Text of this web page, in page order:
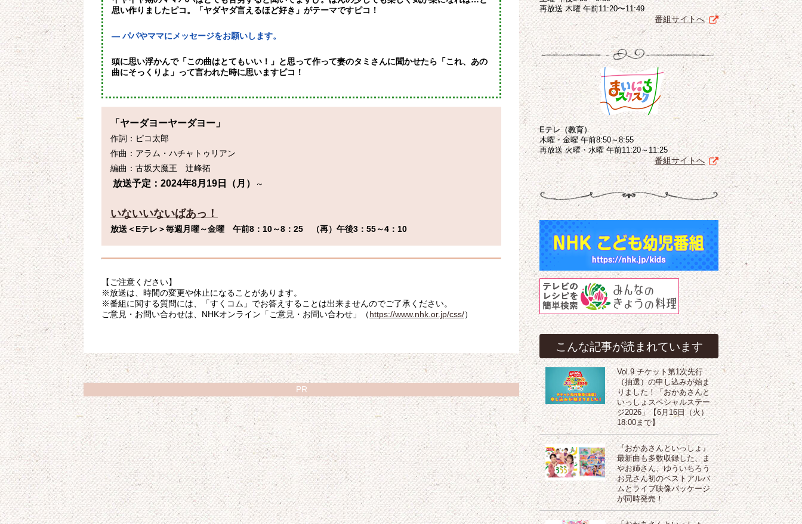
思い作りましたピコ。「ヤダヤダ言えるほど好き」がテーマですピコ！
— パパやママにメッセージをお願いします。
頭に思い浮かんで「この曲はとてもいい！」と思って作って妻のタミさんに聞かせたら「これ、あの
曲にそっくりよ」って言われた時に思いますピコ！
「ヤーダヨーヤーダヨー」
作詞：ピコ太郎
作曲：アラム・ハチャトゥリアン
放送予定：2024年8月19日（月） ～
いないいないばあっ！
放送＜Eテレ＞毎週月曜～金曜　午前8：10～8：25　（再）午後3：55～4：10
【ご注意ください】
※放送は、時間の変更や休止になることがあります。
※番組に関する質問には、「すくコム」でお答えすることは出来ませんのでご了承ください。
ご意見・お問い合わせは、NHKオンライン「ご意見・お問い合わせ」（https://www.nhk.or.jp/css/）
再放送 木曜 午前11:20〜11:49
番組サイトへ
Eテレ（教育）
木曜・金曜 午前8:50～8:55
再放送 火曜・水曜 午前11:20～11:25
番組サイトへ
こんな記事が読まれています
Vol.9 チケット第1次先行
（抽選）の申し込みが始ま
りました！「おかあさんと
いっしょスペシャルステー
ジ2026」【6月16日（火）
18:00まで】
『おかあさんといっしょ』
最新曲も多数収録した、ま
やお姉さん、ゆういちろう
お兄さん初のベストアルバ
ムとライブ映像パッケージ
が同時発売！
PR